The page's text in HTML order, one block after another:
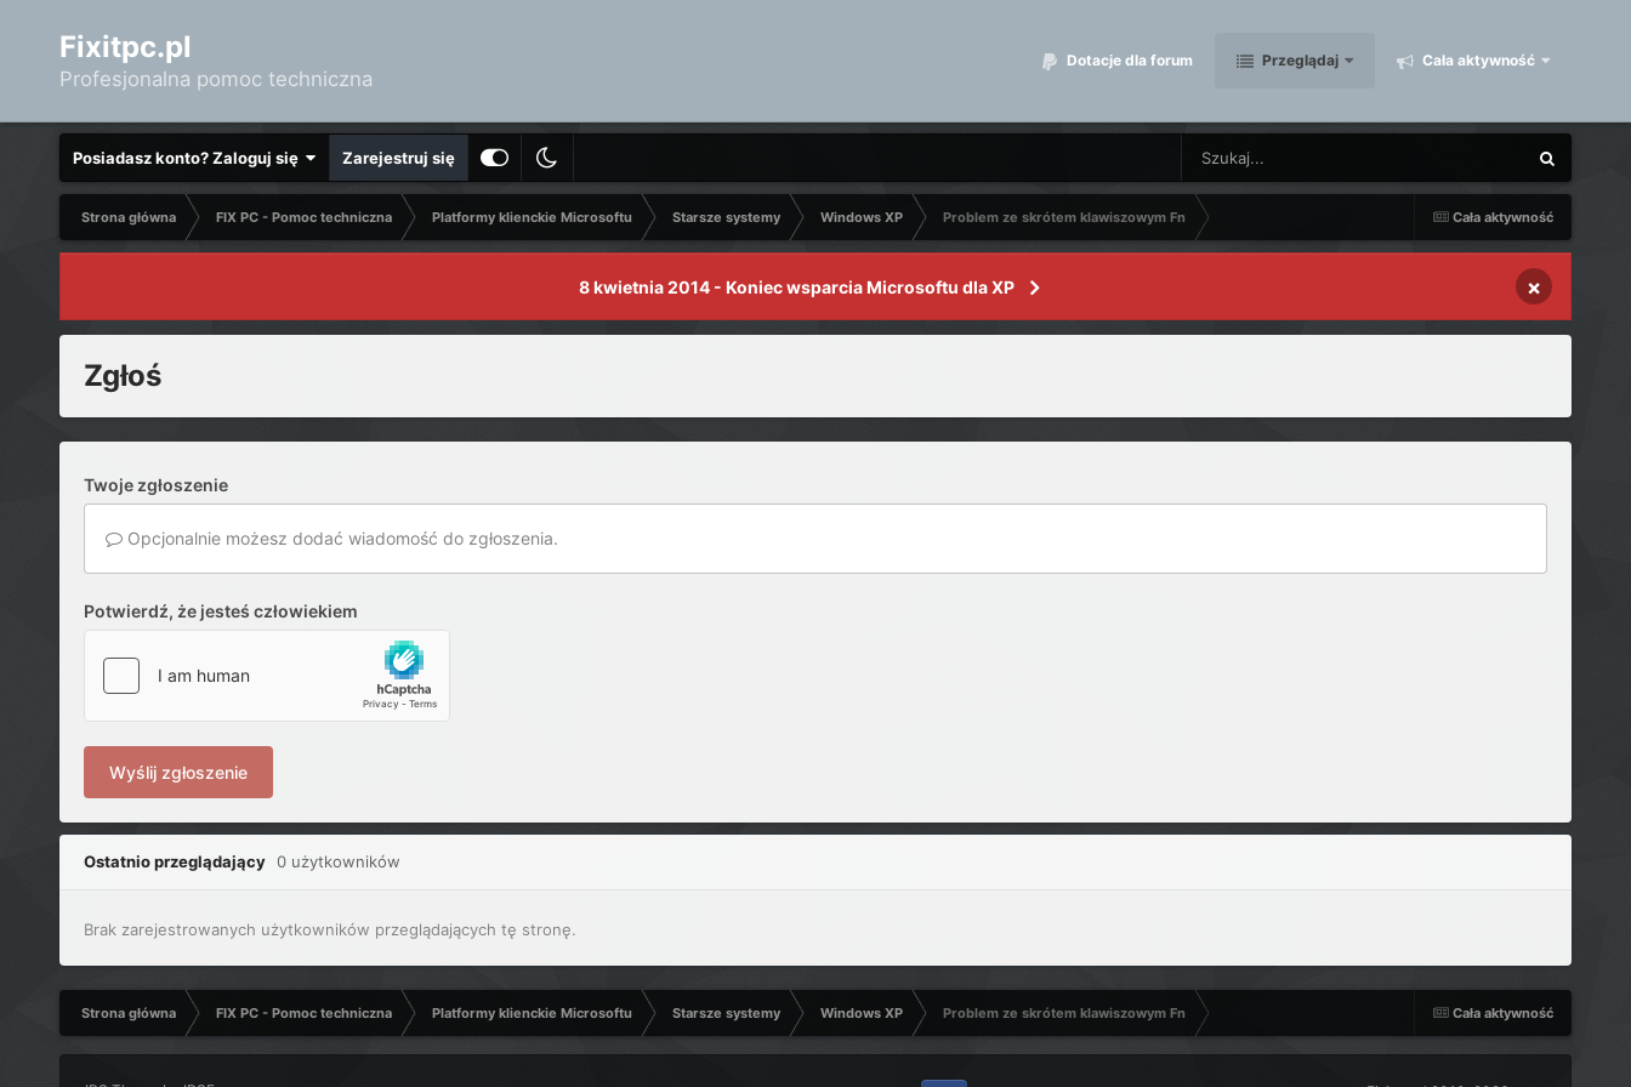
Fixitpc.pl
Profesjonalna pomoc techniczna
Dotacje dla forum Przeglądaj Cała aktywność
Posiadasz konto? Zaloguj się Zarejestruj się
Cała aktywność
Strona główna FIX PC - Pomoc techniczna Platformy klienckie Microsoftu Starsze systemy Windows XP Problem ze skrótem klawiszowym Fn
8 kwietnia 2014 - Koniec wsparcia Microsoftu dla XP ×
Zgłoś
Twoje zgłoszenie
Opcjonalnie możesz dodać wiadomość do zgłoszenia.
Potwierdź, że jesteś człowiekiem
Wyślij zgłoszenie
Ostatnio przeglądający 0 użytkowników
Brak zarejestrowanych użytkowników przeglądających tę stronę.
Cała aktywność
Strona główna FIX PC - Pomoc techniczna Platformy klienckie Microsoftu Starsze systemy Windows XP Problem ze skrótem klawiszowym Fn